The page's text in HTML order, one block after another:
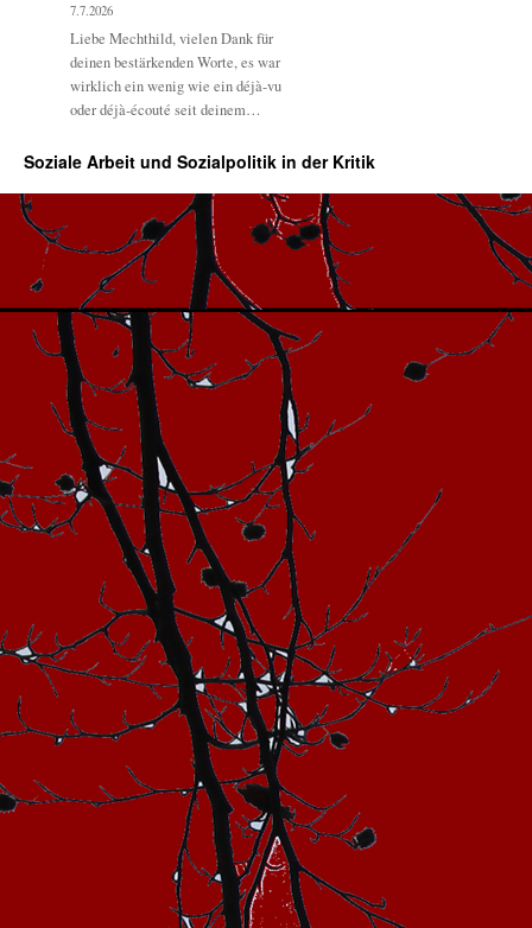
7.7.2026
Liebe Mechthild, vielen Dank für
deinen bestärkenden Worte, es war
wirklich ein wenig wie ein déjà-vu
oder déjà-écouté seit deinem…
Soziale Arbeit und Sozialpolitik in der Kritik